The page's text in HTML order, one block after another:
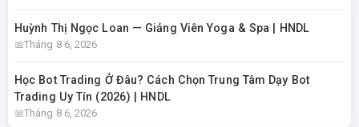
Huỳnh Thị Ngọc Loan — Giảng Viên Yoga & Spa | HNDL
Tháng 8 6, 2026
Học Bot Trading Ở Đâu? Cách Chọn Trung Tâm Dạy Bot
Trading Uy Tín (2026) | HNDL
Tháng 8 6, 2026